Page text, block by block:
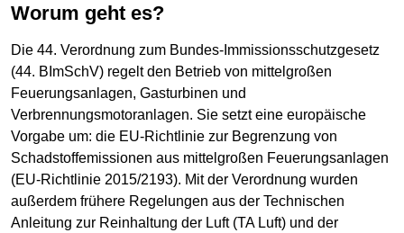
Worum geht es?
Die 44. Verordnung zum Bundes-Immissionsschutzgesetz
(44. BImSchV) regelt den Betrieb von mittelgroßen
Feuerungsanlagen, Gasturbinen und
Verbrennungsmotoranlagen. Sie setzt eine europäische
Vorgabe um: die EU-Richtlinie zur Begrenzung von
Schadstoffemissionen aus mittelgroßen Feuerungsanlagen
(EU-Richtlinie 2015/2193). Mit der Verordnung wurden
außerdem frühere Regelungen aus der Technischen
Anleitung zur Reinhaltung der Luft (TA Luft) und der